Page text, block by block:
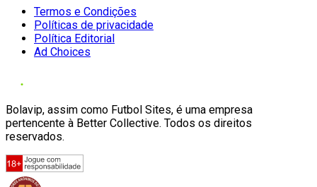
Termos e Condições
Políticas de privacidade
Política Editorial
Ad Choices
Bolavip, assim como Futbol Sites, é uma empresa
pertencente à Better Collective. Todos os direitos
reservados.